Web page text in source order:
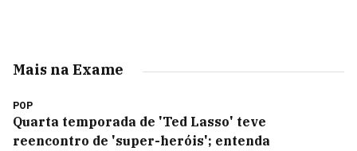
Mais na Exame
POP
Quarta temporada de 'Ted Lasso' teve
reencontro de 'super-heróis'; entenda